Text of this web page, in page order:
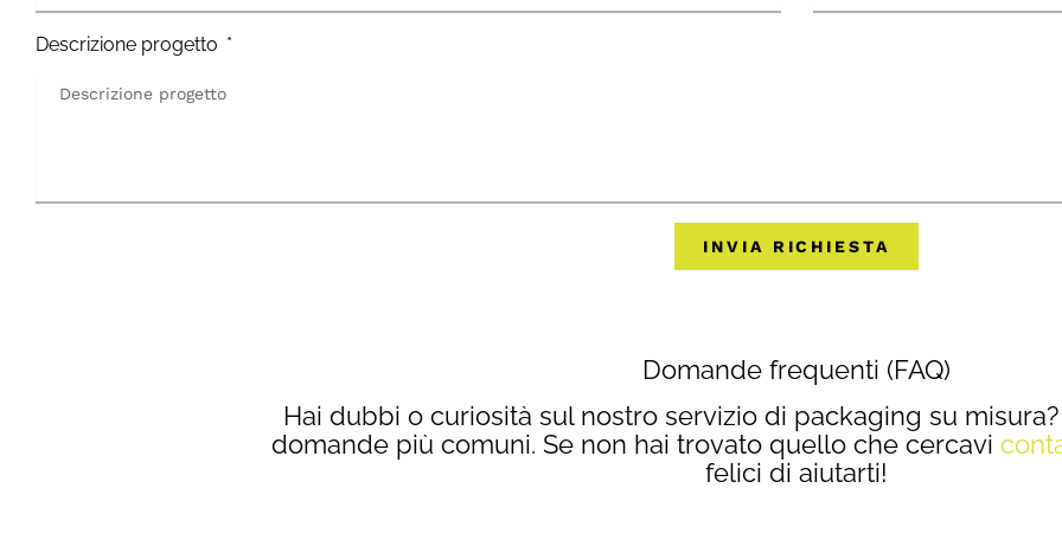
Descrizione progetto
INVIA RICHIESTA
Domande frequenti (FAQ)
Hai dubbi o curiosità sul nostro servizio di packaging su
domande più comuni. Se non hai trovato quello che cercavi
felici di aiutarti!